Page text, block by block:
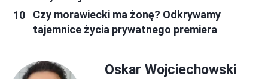
Czy morawiecki ma żonę? Odkrywamy
tajemnice życia prywatnego premiera
Oskar Wojciechowski